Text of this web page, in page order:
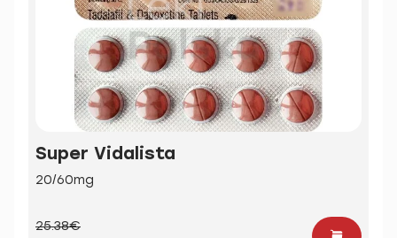
Super Vidalista
20/60mg
25.38€